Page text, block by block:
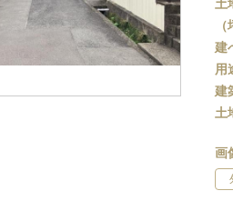
土
（
建
用
建
土
画